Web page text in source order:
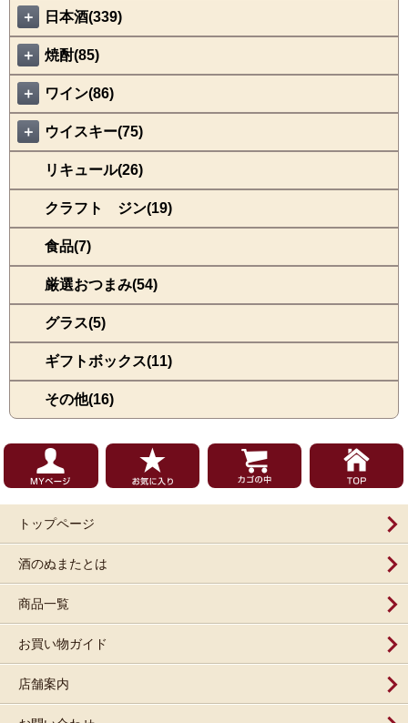
＋ 日本酒(339)
＋ 焼酎(85)
＋ ワイン(86)
＋ ウイスキー(75)
リキュール(26)
クラフト ジン(19)
食品(7)
厳選おつまみ(54)
グラス(5)
ギフトボックス(11)
その他(16)
トップページ
酒のぬまたとは
商品一覧
お買い物ガイド
店舗案内